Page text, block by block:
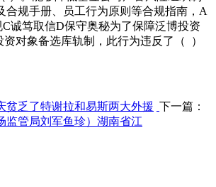
合规手册、员工行为原则等合规指南，A
诚笃取信D保守奥秘为了保障泛博投资
资对象备选库轨制，此行为违反了（ ）
贫乏了特谢拉和易斯两大外援 下一篇：
监管局刘军鱼珍）湖南省江